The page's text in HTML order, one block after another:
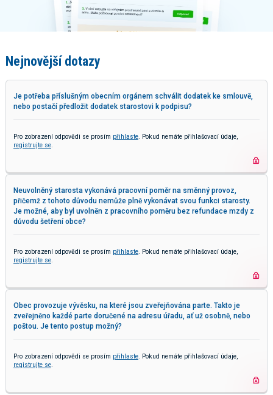
Nejnovější dotazy
Je potřeba příslušným obecním orgánem schválit dodatek ke smlouvě,
nebo postačí předložit dodatek starostovi k podpisu?
Pro zobrazení odpovědi se prosím přihlaste . Pokud nemáte přihlašovací údaje,
registrujte se
Neuvolněný starosta vykonává pracovní poměr na směnný provoz,
přičemž z tohoto důvodu nemůže plně vykonávat svou funkci starosty.
Je možné, aby byl uvolněn z pracovního poměru bez refundace mzdy z
důvodu šetření obce?
Pro zobrazení odpovědi se prosím přihlaste . Pokud nemáte přihlašovací údaje,
registrujte se
Obec provozuje vývěsku, na které jsou zveřejňována parte. Takto je
zveřejněno každé parte doručené na adresu úřadu, ať už osobně, nebo
poštou. Je tento postup možný?
Pro zobrazení odpovědi se prosím přihlaste . Pokud nemáte přihlašovací údaje,
registrujte se